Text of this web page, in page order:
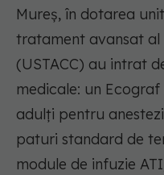
Mureș, în dotarea
tratament avansat
(USTACC) au intrat
medicale: un
adulți pentru
paturi standard de
module de infuzie